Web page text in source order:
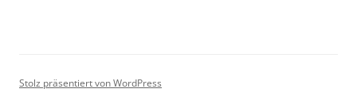
Stolz präsentiert von WordPress